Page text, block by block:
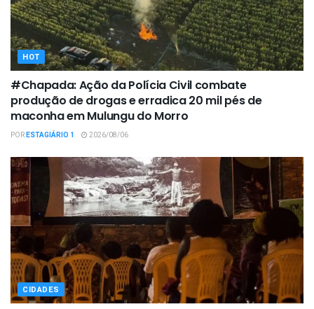
HOT
#Chapada: Ação da Polícia Civil combate
produção de drogas e erradica 20 mil pés de
maconha em Mulungu do Morro
PORESTAGIÁRIO 1 2026/08/06
CIDADES